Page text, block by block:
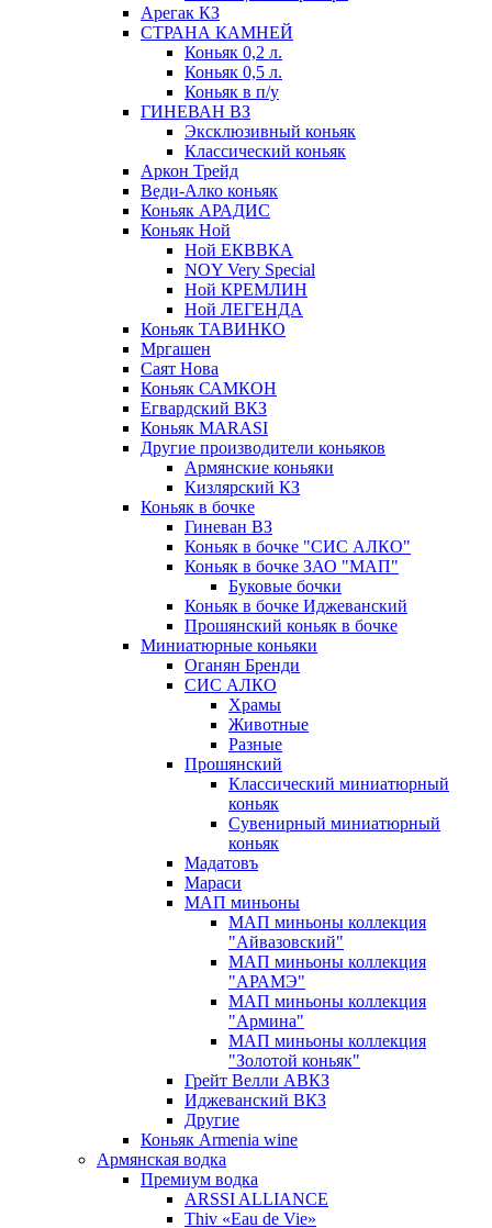
Арегак КЗ
СТРАНА КАМНЕЙ
Коньяк 0,2 л.
Коньяк 0,5 л.
Коньяк в п/у
ГИНЕВАН ВЗ
Эксклюзивный коньяк
Классический коньяк
Аркон Трейд
Веди-Алко коньяк
Коньяк АРАДИС
Коньяк Ной
Ной ЕКВВКА
NOY Very Special
Ной КРЕМЛИН
Ной ЛЕГЕНДА
Коньяк ТАВИНКО
Мргашен
Саят Нова
Коньяк САМКОН
Егвардский ВКЗ
Коньяк MARASI
Другие производители коньяков
Армянские коньяки
Кизлярский КЗ
Коньяк в бочке
Гиневан ВЗ
Коньяк в бочке "СИС АЛКО"
Коньяк в бочке ЗАО "МАП"
Буковые бочки
Коньяк в бочке Иджеванский
Прошянский коньяк в бочке
Миниатюрные коньяки
Оганян Бренди
СИС АЛКО
Храмы
Животные
Разные
Прошянский
Классический миниатюрный
коньяк
Сувенирный миниатюрный
коньяк
Мадатовъ
Мараси
МАП миньоны
МАП миньоны коллекция
"Айвазовский"
МАП миньоны коллекция
"АРАМЭ"
МАП миньоны коллекция
"Армина"
МАП миньоны коллекция
"Золотой коньяк"
Грейт Велли АВКЗ
Иджеванский ВКЗ
Другие
Коньяк Armenia wine
Армянская водка
Премиум водка
ARSSI ALLIANCE
Thiv «Eau de Vie»